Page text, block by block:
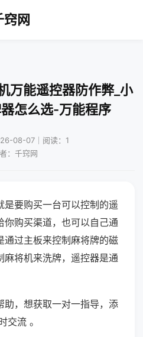
窍网
万能遥控器防作弊_小
怎么选-万能程序
08-07｜阅读：1
：千窍网
是要购买一台可以控制的遥
你购买渠道，也可以自己通
通过主板来控制麻将牌的磁
麻将机来洗牌，遥控器是通
助，想获取一对一指导，添
交流 。